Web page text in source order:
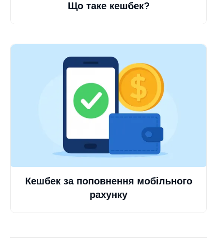
Що таке кешбек?
Кешбек за поповнення мобільного
рахунку